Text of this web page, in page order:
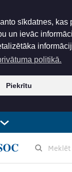
sīkdatnes, kas
un ievāc
politikā.
Piekrītu